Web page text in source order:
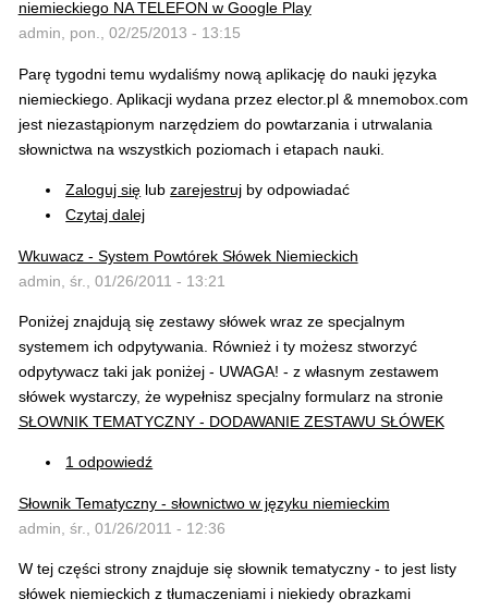
niemieckiego NA TELEFON w Google Play
admin, pon., 02/25/2013 - 13:15
Parę tygodni temu wydaliśmy nową aplikację do nauki języka
niemieckiego. Aplikacji wydana przez elector.pl & mnemobox.com
jest niezastąpionym narzędziem do powtarzania i utrwalania
słownictwa na wszystkich poziomach i etapach nauki.
Zaloguj się lubzarejestruj by odpowiadać
Czytaj dalej
Wkuwacz - System Powtórek Słówek Niemieckich
admin, śr., 01/26/2011 - 13:21
Poniżej znajdują się zestawy słówek wraz ze specjalnym
systemem ich odpytywania. Również i ty możesz stworzyć
odpytywacz taki jak poniżej - UWAGA! - z własnym zestawem
słówek wystarczy, że wypełnisz specjalny formularz na stronie
SŁOWNIK TEMATYCZNY - DODAWANIE ZESTAWU SŁÓWEK
1 odpowiedź
Słownik Tematyczny - słownictwo w języku niemieckim
admin, śr., 01/26/2011 - 12:36
W tej części strony znajduje się słownik tematyczny - to jest listy
słówek niemieckich z tłumaczeniami i niekiedy obrazkami